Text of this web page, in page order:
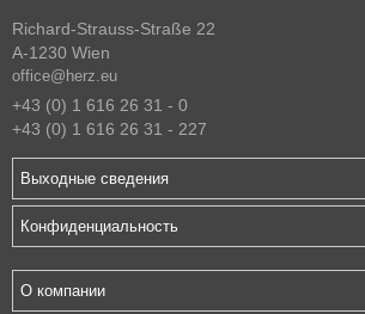
Richard-Strauss-Straße 22
A-1230 Wien
office@herz.eu
+43 (0) 1 616 26 31 - 0
+43 (0) 1 616 26 31 - 227
Выходные сведения
Конфиденциальность
О компании